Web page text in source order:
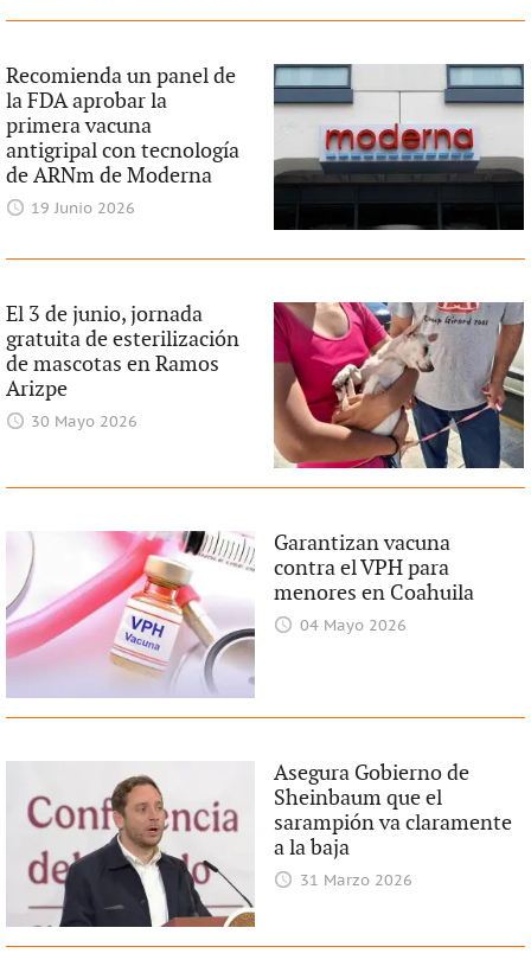
Recomienda un panel de
la FDA aprobar la
primera vacuna
antigripal con tecnología
de ARNm de Moderna
19 Junio 2026
El 3 de junio, jornada
gratuita de esterilización
de mascotas en Ramos
Arizpe
30 Mayo 2026
Garantizan vacuna
contra el VPH para
menores en Coahuila
04 Mayo 2026
Asegura Gobierno de
Sheinbaum que el
sarampión va claramente
a la baja
31 Marzo 2026